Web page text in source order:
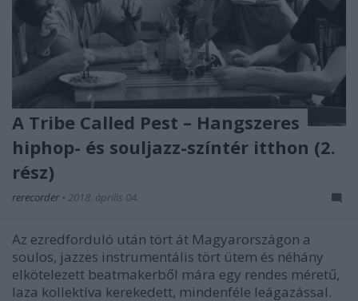
A Tribe Called Pest – Hangszeres
hiphop- és souljazz-színtér itthon (2.
rész)
rerecorder • 2018. április 04.
Az ezredforduló után tört át Magyarországon a
soulos, jazzes instrumentális tört ütem és néhány
elkötelezett beatmakerből mára egy rendes méretű,
laza kollektíva kerekedett, mindenféle leágazással.